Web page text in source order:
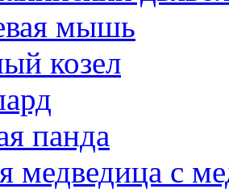
мышь
козел
панда
медведица с